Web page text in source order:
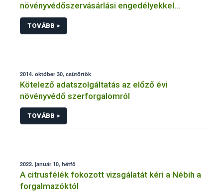
növényvédőszervásárlási engedélyekkel
kapcsolatos szabályozás
TOVÁBB >
2014. október 30, csütörtök
Kötelező adatszolgáltatás az előző évi
növényvédő szerforgalomról
TOVÁBB >
2022. január 10, hétfő
A citrusfélék fokozott vizsgálatát kéri a Nébih a
forgalmazóktól